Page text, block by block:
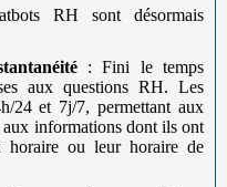
RH sont désormais
: Fini le temps
aux questions RH. Les
24 et 7j/7, permettant aux
aux informations dont ils ont
horaire ou leur horaire de